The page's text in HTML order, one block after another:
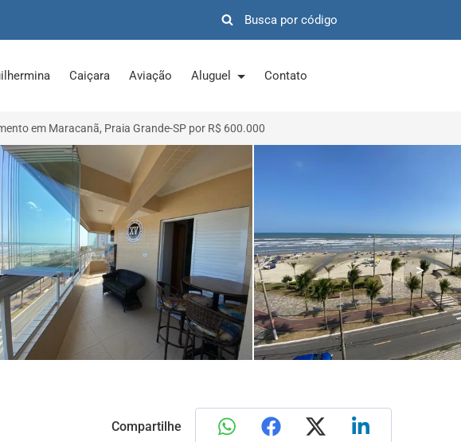
Caiçara Aviação Aluguel Contato
em Maracanã, Praia Grande-SP por R$ 600.000
>
Compartilhe